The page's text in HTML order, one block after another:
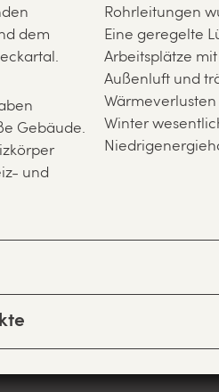
dem
Gebäude.
und
Rohrleitungen
Eine geregelte
Arbeitsplätze
Außenluft und
Winter